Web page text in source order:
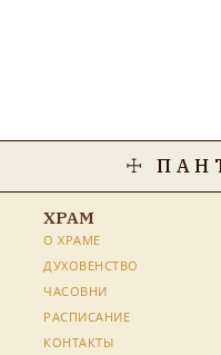
☩
ХРАМ
О ХРАМЕ
ДУХОВЕНСТВО
ЧАСОВНИ
РАСПИСАНИЕ
КОНТАКТЫ